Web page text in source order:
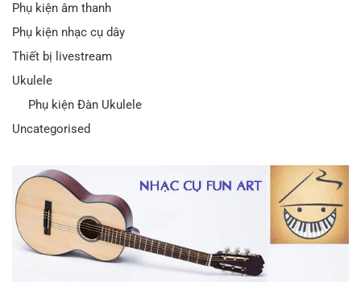
Phụ kiện âm thanh
Phụ kiện nhạc cụ dây
Thiết bị livestream
Ukulele
Phụ kiện Đàn Ukulele
Uncategorised